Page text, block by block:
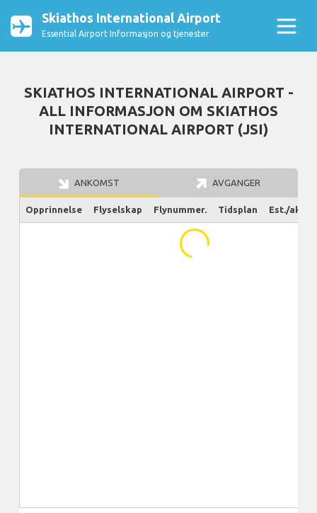
Skiathos International Airport
Essential Airport Informasjon og tjenester
SKIATHOS INTERNATIONAL AIRPORT -
ALL INFORMASJON OM SKIATHOS
INTERNATIONAL AIRPORT (JSI)
ANKOMST AVGANGER
Opprinnelse Flyselskap Flynummer. Tidsplan Est./
...